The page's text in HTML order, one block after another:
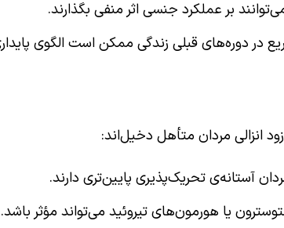
بر عملکرد جنسی اثر منفی بگذارند.
در دوره‌های قبلی زندگی ممکن است الگوی
انزالی مردان متأهل دخیل‌اند:
آستانه‌ی تحریک‌پذیری پایین‌تری دارند.
یا هورمون‌های تیروئید می‌تواند مؤثر باشد.